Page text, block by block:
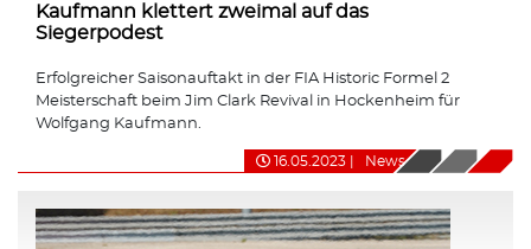
Kaufmann klettert zweimal auf das
Siegerpodest
Erfolgreicher Saisonauftakt in der FIA Historic Formel 2
Meisterschaft beim Jim Clark Revival in Hockenheim für
Wolfgang Kaufmann.
16.05.2023 News